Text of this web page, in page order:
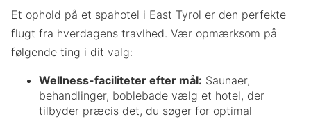
Et ophold på et spahotel i East Tyrol er den perfekte
flugt fra hverdagens travlhed. Vær opmærksom på
følgende ting i dit valg:
Wellness-faciliteter efter mål: Saunaer,
behandlinger, boblebade vælg et hotel, der
tilbyder præcis det, du søger for optimal